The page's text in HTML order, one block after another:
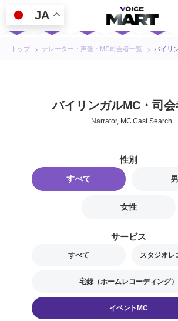
トップ ナレーター・声優・MC司会者一覧 バイリ
バイリンガルMC・司
Narrator, MC Cast Search
性別
すべて
女性
サービス
すべて スタジオレ
宅録（ホームレコーディング）
イベントMC
JA